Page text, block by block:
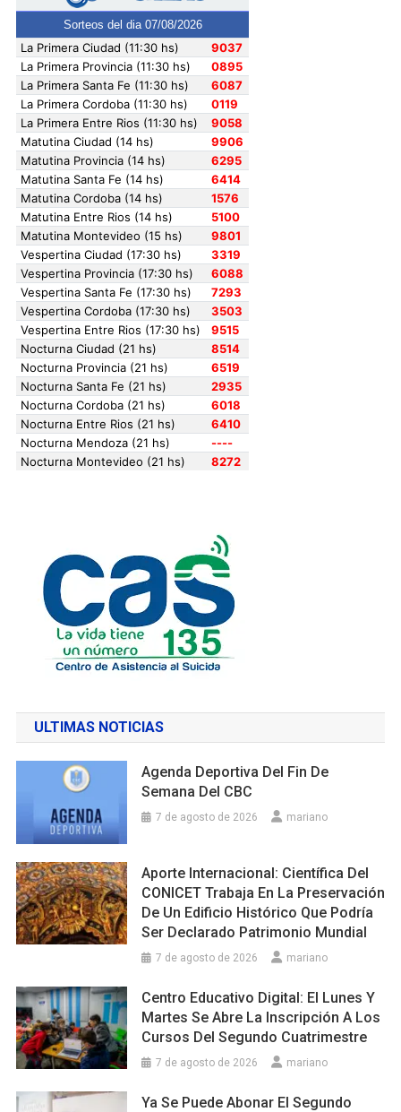
ULTIMAS NOTICIAS
Agenda Deportiva Del Fin De
Semana Del CBC
7 de agosto de 2026 mariano
Aporte Internacional: Científica Del
CONICET Trabaja En La Preservación
De Un Edificio Histórico Que Podría
Ser Declarado Patrimonio Mundial
7 de agosto de 2026 mariano
Centro Educativo Digital: El Lunes Y
Martes Se Abre La Inscripción A Los
Cursos Del Segundo Cuatrimestre
7 de agosto de 2026 mariano
Ya Se Puede Abonar El Segundo